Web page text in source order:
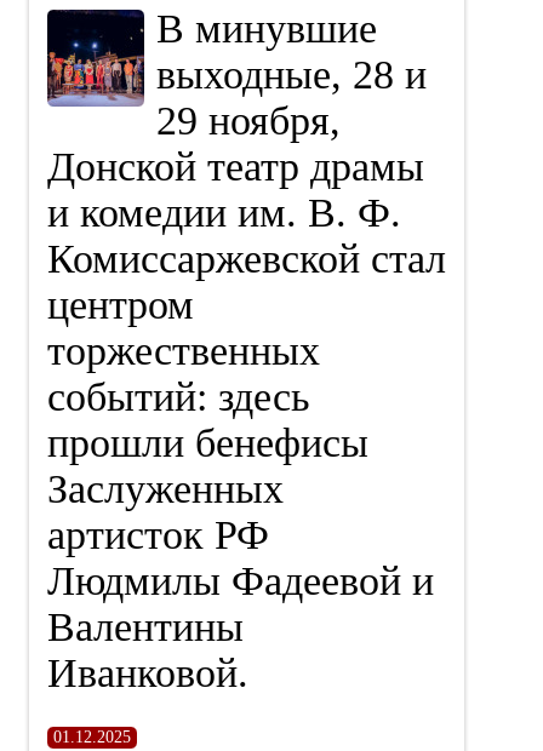
В минувшие
выходные, 28 и
29 ноября,
Донской театр драмы
и комедии им. В. Ф.
Комиссаржевской стал
центром
торжественных
событий: здесь
прошли бенефисы
Заслуженных
артисток РФ
Людмилы Фадеевой и
Валентины
Иванковой.
01.12.2025